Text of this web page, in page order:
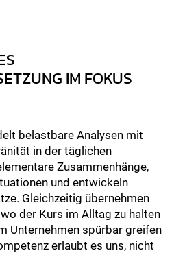
IM FOKUS
belastbare Analysen mit
in der täglichen
Zusammenhänge,
und entwickeln
Gleichzeitig übernehmen
der Kurs im Alltag zu halten
Unternehmen spürbar greifen
erlaubt es uns, nicht